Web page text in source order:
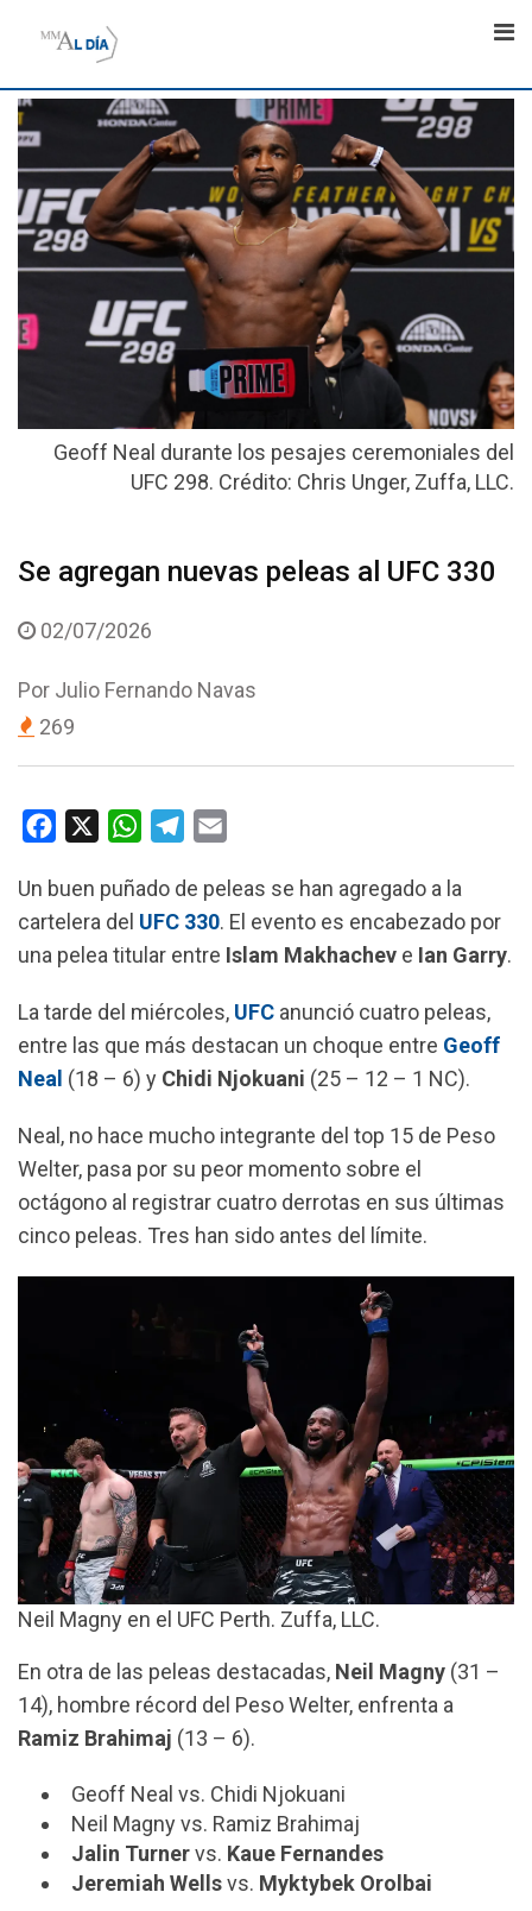
Geoff Neal durante los pesajes ceremoniales del
UFC 298. Crédito: Chris Unger, Zuffa, LLC.
Se agregan nuevas peleas al UFC 330
02/07/2026
Por Julio Fernando Navas
269
c
e
b
o
k
W
a
t
s
p
p
l
e
g
a
m
a
i
l
Un buen puñado de peleas se han agregado a la
cartelera del UFC 330. El evento es encabezado por
una pelea titular entre Islam Makhachev e Ian Garry.
La tarde del miércoles, UFC anunció cuatro peleas,
entre las que más destacan un choque entre Geoff
Neal (18 – 6) y Chidi Njokuani (25 – 12 – 1 NC).
Neal, no hace mucho integrante del top 15 de Peso
Welter, pasa por su peor momento sobre el
octágono al registrar cuatro derrotas en sus últimas
cinco peleas. Tres han sido antes del límite.
Neil Magny en el UFC Perth. Zuffa, LLC.
En otra de las peleas destacadas, Neil Magny (31 –
14), hombre récord del Peso Welter, enfrenta a
Ramiz Brahimaj (13 – 6).
Geoff Neal vs. Chidi Njokuani
Neil Magny vs. Ramiz Brahimaj
Jalin Turnervs. Kaue Fernandes
Jeremiah Wellsvs. Myktybek Orolbai